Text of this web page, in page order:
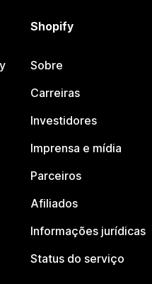
Shopify
Sobre
Carreiras
Investidores
Imprensa e mídia
Parceiros
Afiliados
Informações jurídicas
Status do serviço